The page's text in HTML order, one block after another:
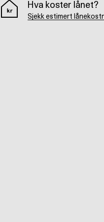
Hva koster lånet?
Sjekk estimert